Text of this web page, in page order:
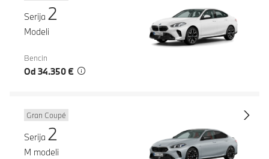
Serija 2
Modeli
Bencin
Od 34.350 €
Gran Coupé
Serija 2
M modeli